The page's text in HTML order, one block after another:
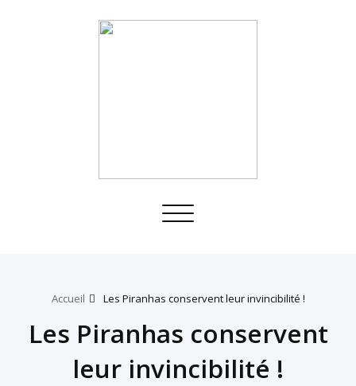
Toggle
Accueil Les Piranhas conservent leur invincibilité !
Les Piranhas conservent
leur invincibilité !